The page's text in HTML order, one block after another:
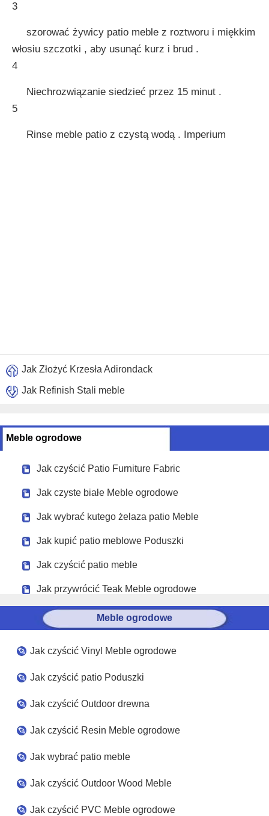
3
szorować żywicy patio meble z roztworu i miękkim
włosiu szczotki , aby usunąć kurz i brud .
4
Niechrozwiązanie siedzieć przez 15 minut .
5
Rinse meble patio z czystą wodą . Imperium
Jak Złożyć Krzesła Adirondack
Jak Refinish Stali meble
Meble ogrodowe
Jak czyścić Patio Furniture Fabric
Jak czyste białe Meble ogrodowe
Jak wybrać kutego żelaza patio Meble
Jak kupić patio meblowe Poduszki
Jak czyścić patio meble
Jak przywrócić Teak Meble ogrodowe
Meble ogrodowe
Jak czyścić Vinyl Meble ogrodowe
Jak czyścić patio Poduszki
Jak czyścić Outdoor drewna
Jak czyścić Resin Meble ogrodowe
Jak wybrać patio meble
Jak czyścić Outdoor Wood Meble
Jak czyścić PVC Meble ogrodowe